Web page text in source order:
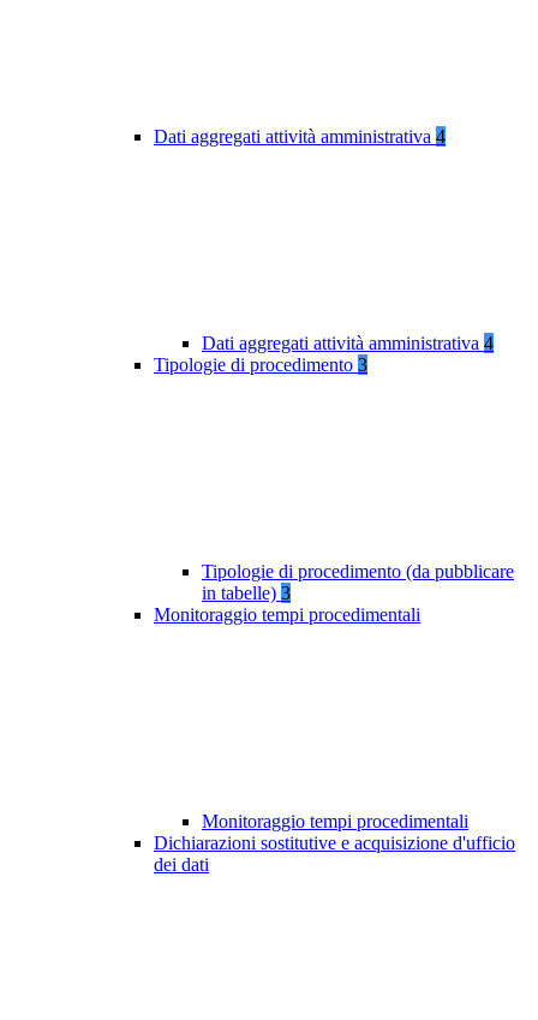
Dati aggregati attività amministrativa 4
Dati aggregati attività amministrativa 4
Tipologie di procedimento 3
Tipologie di procedimento (da pubblicare
in tabelle) 3
Monitoraggio tempi procedimentali
Monitoraggio tempi procedimentali
Dichiarazioni sostitutive e acquisizione d'ufficio
dei dati